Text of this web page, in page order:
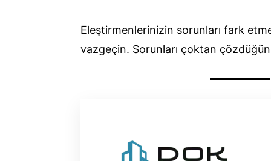
Eleştirmenlerinizin sorunları fark
vazgeçin. Sorunları çoktan